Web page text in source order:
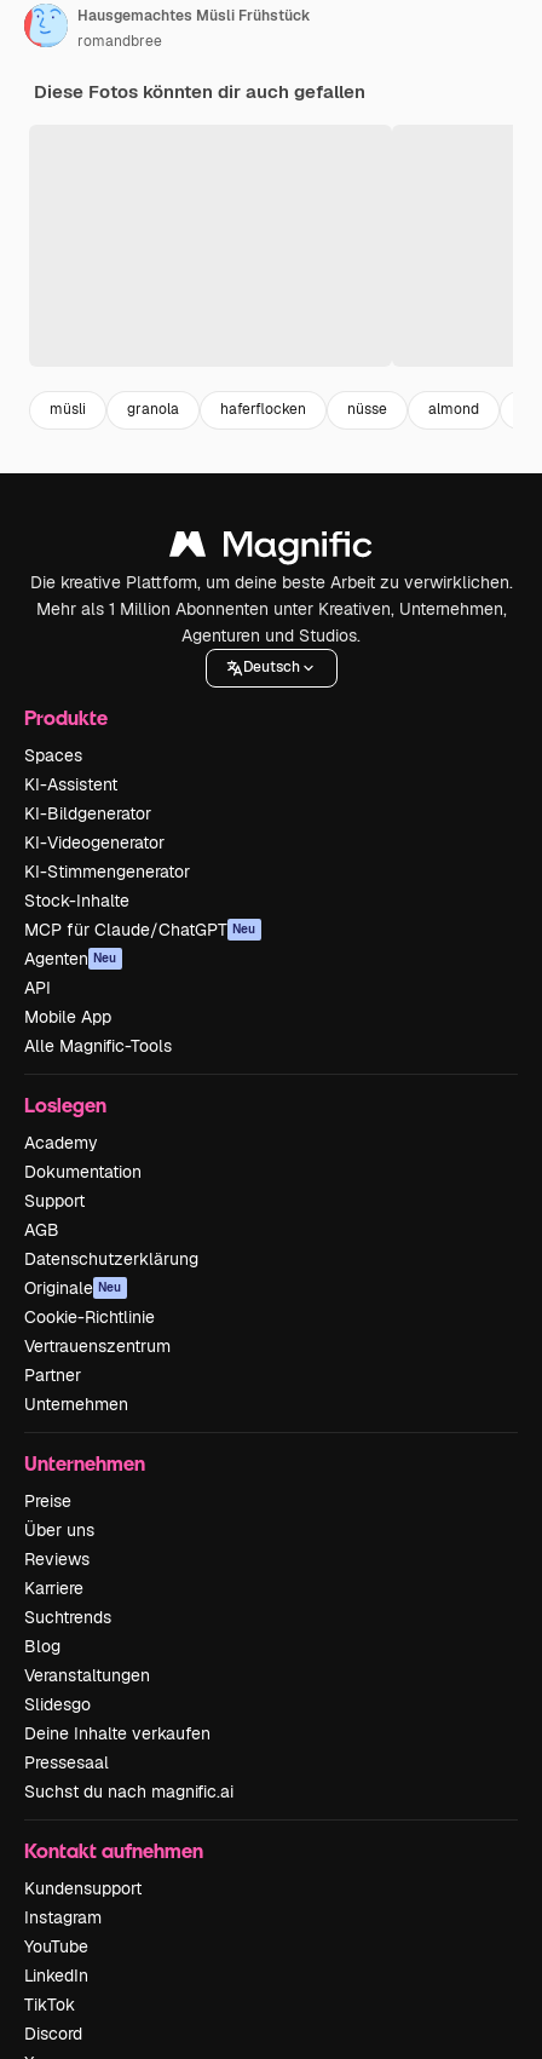
Hausgemachtes Müsli Frühstück
romandbree
Diese Fotos könnten dir auch gefallen
müsli granola haferflocken nüsse almond
Die kreative Plattform, um deine beste Arbeit zu verwirklichen.
Mehr als 1 Million Abonnenten unter Kreativen, Unternehmen,
Agenturen und Studios.
Deutsch
Produkte
Spaces
KI-Assistent
KI-Bildgenerator
KI-Videogenerator
KI-Stimmengenerator
Stock-Inhalte
MCP für Claude/ChatGPT Neu
Agenten Neu
API
Mobile App
Alle Magnific-Tools
Loslegen
Academy
Dokumentation
Support
AGB
Datenschutzerklärung
Originale Neu
Cookie-Richtlinie
Vertrauenszentrum
Partner
Unternehmen
Unternehmen
Preise
Über uns
Reviews
Karriere
Suchtrends
Blog
Veranstaltungen
Slidesgo
Deine Inhalte verkaufen
Pressesaal
Suchst du nach magnific.ai
Kontakt aufnehmen
Kundensupport
Instagram
YouTube
LinkedIn
TikTok
Discord